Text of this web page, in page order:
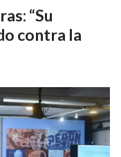
“Su
contra la